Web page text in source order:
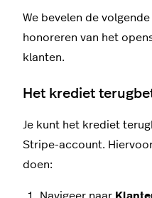
We bevelen de
honoreren van het
klanten.
Het krediet
Je kunt het krediet
Stripe-account.
doen: